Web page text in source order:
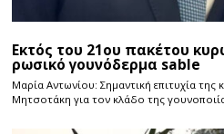
Εκτός του 21ου πακέτου
ρωσικό γουνόδερμα sable
Μαρία Αντωνίου: Σημαντική επιτυχία
Μητσοτάκη για τον κλάδο της